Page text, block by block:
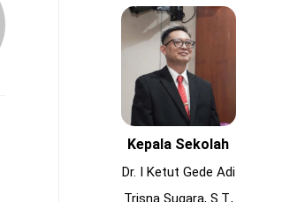
Kepala Sekolah
Dr. I Ketut Gede Adi
Trisna Sugara, S.T.,